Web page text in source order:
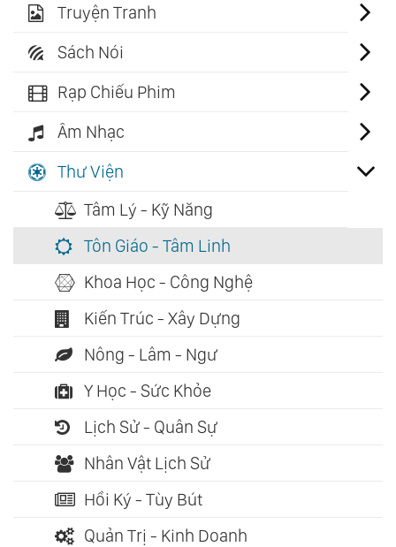
Truyện Tranh
Sách Nói
Rạp Chiếu Phim
Âm Nhạc
Thư Viện
Tâm Lý - Kỹ Năng
Tôn Giáo - Tâm Linh
Khoa Học - Công Nghệ
Kiến Trúc - Xây Dựng
Nông - Lâm - Ngư
Y Học - Sức Khỏe
Lịch Sử - Quân Sự
Nhân Vật Lịch Sử
Hồi Ký - Tùy Bút
Quản Trị - Kinh Doanh